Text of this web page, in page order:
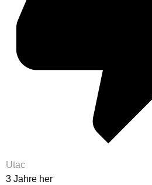
Utac
3 Jahre her